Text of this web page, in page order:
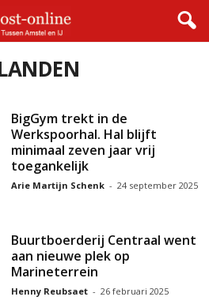
BigGym trekt in de
Werkspoorhal. Hal blijft
minimaal zeven jaar vrij
toegankelijk
Arie Martijn Schenk - 24 september 2025
Buurtboerderij Centraal went
aan nieuwe plek op
Marineterrein
Henny Reubsaet - 26 februari 2025